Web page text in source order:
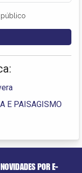
E PAISAGISMO
NOVIDADES POR E-